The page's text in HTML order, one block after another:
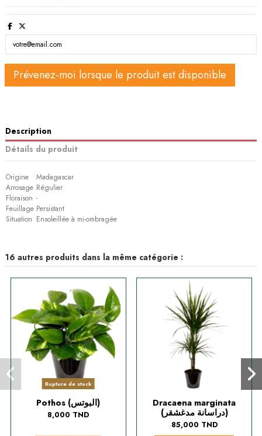
Description
Détails du produit
Origine
Madagascar
Arrosage Régulier
Floraison -
Feuillage Persistant
Situation Ensoleillée à mi-ombragée
16 autres produits dans la même catégorie :
Rupture de stock
Pothos (البوتس)
8,000 TND
Dracaena marginata
(دراسانة مدغشقر)
85,000 TND